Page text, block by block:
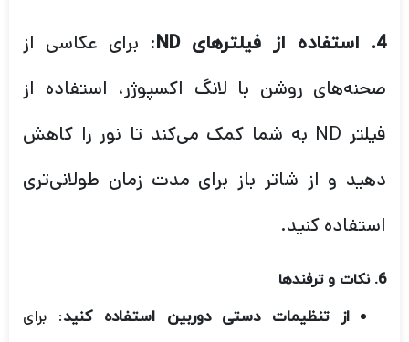
4. استفاده از فیلترهای ND
: برای عکاسی از
صحنه‌های روشن با لانگ اکسپوژر، استفاده از
فیلتر ND به شما کمک می‌کند تا نور را کاهش
دهید و از شاتر باز برای مدت زمان طولانی‌تری
استفاده کنید.
6. نکات و ترفندها
از تنظیمات دستی دوربین استفاده کنید: برای